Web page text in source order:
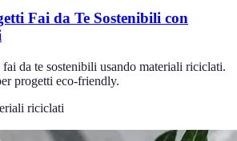
Fai da Te Sostenibili con
da te sostenibili usando materiali riciclati.
progetti eco-friendly.
riciclati